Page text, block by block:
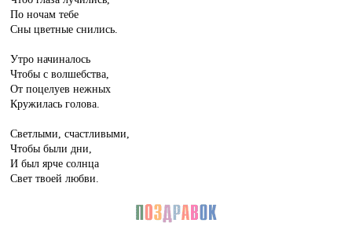
По ночам тебе
Сны цветные снились.
Утро начиналось
Чтобы с волшебства,
От поцелуев нежных
Кружилась голова.
Светлыми, счастливыми,
Чтобы были дни,
И был ярче солнца
Свет твоей любви.